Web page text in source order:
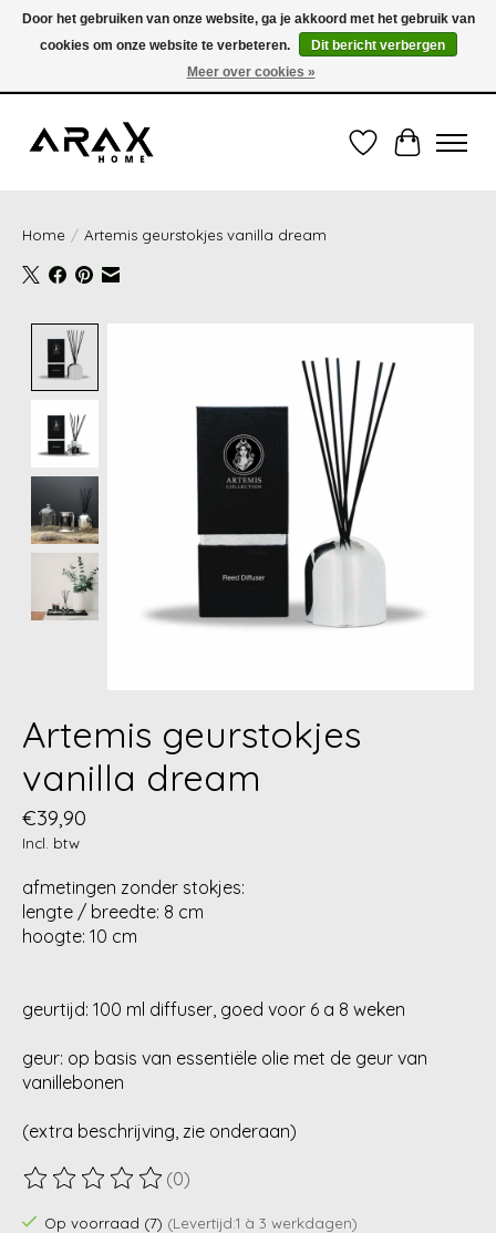
VERZENDING TUSSEN 1 en 3 WERKDAGEN - GRATIS VERZENDING VANAF 35,00€
(onder de 35,00€ = 3,95€ verzendkosten) OF OPHALEN IN DE WINKEL OOK
Verlanglijst
Home / Artemis geurstokjes vanilla dream
Artemis geurstokjes
vanilla dream
€39,90
Incl. btw
afmetingen zonder stokjes:
lengte / breedte: 8 cm
hoogte: 10 cm
geurtijd: 100 ml diffuser, goed voor 6 a 8 weken
geur: op basis van essentiële olie met de geur van
vanillebonen
(extra beschrijving, zie onderaan)
De beoordeling van dit product is
(0)
Op voorraad (7) (Levertijd:1 à 3 werkdagen)
Door het gebruiken van onze website, ga je akkoord met het gebruik van
cookies om onze website te verbeteren.
Dit bericht verbergen
Meer over cookies »